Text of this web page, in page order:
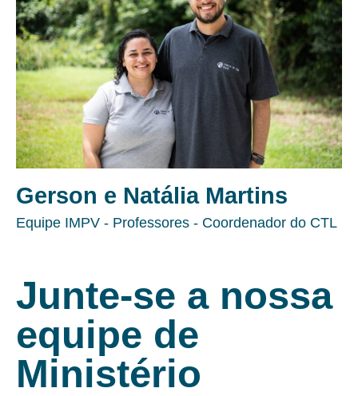
Gerson e Natália Martins
Equipe IMPV - Professores - Coordenador do CTL
Junte-se a nossa
equipe de
Ministério